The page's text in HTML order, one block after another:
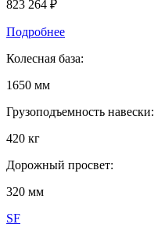
823 264 ₽
Подробнее
Колесная база:
1650 мм
Грузоподъемность навески:
420 кг
Дорожный просвет:
320 мм
SF